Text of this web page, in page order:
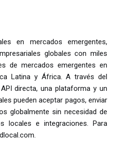
en mercados emergentes,
globales con miles
de mercados emergentes en
Latina y África. A través del
directa, una plataforma y un
pueden aceptar pagos, enviar
globalmente sin necesidad de
locales e integraciones. Para